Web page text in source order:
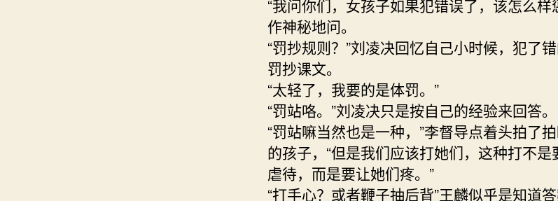
“我问你们，女孩子如果犯错误了，该怎么样
作神秘地问。
“罚抄规则？”刘凌决回忆自己小时候，犯了
罚抄课文。
“太轻了，我要的是体罚。”
“罚站咯。”刘凌决只是按自己的经验来回答。
“罚站嘛当然也是一种，”李督导点着头拍了
的孩子，“但是我们应该打她们，这种打不
虐待，而是要让她们疼。”
“打手心？或者鞭子抽后背”王麟似乎是知道